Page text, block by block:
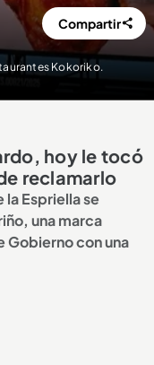
Kokoriko.
Compartir
hoy le tocó
reclamarlo
la Espriella se
una marca
Gobierno con una